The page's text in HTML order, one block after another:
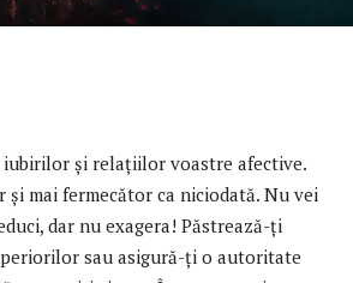
iubirilor și relațiilor voastre afective.
mai fermecător ca niciodată. Nu vei
dar nu exagera! Păstrează-ți
sau asigură-ți o autoritate